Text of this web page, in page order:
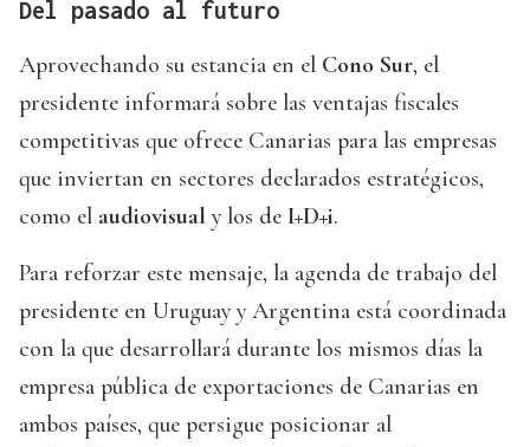
Del pasado al futuro
Aprovechando su estancia en el Cono Sur, el
presidente informará sobre las ventajas fiscales
competitivas que ofrece Canarias para las empresas
que inviertan en sectores declarados estratégicos,
como el audiovisual y los de I+D+i.
Para reforzar este mensaje, la agenda de trabajo del
presidente en Uruguay y Argentina está coordinada
con la que desarrollará durante los mismos días la
empresa pública de exportaciones de Canarias en
ambos países, que persigue posicionar al